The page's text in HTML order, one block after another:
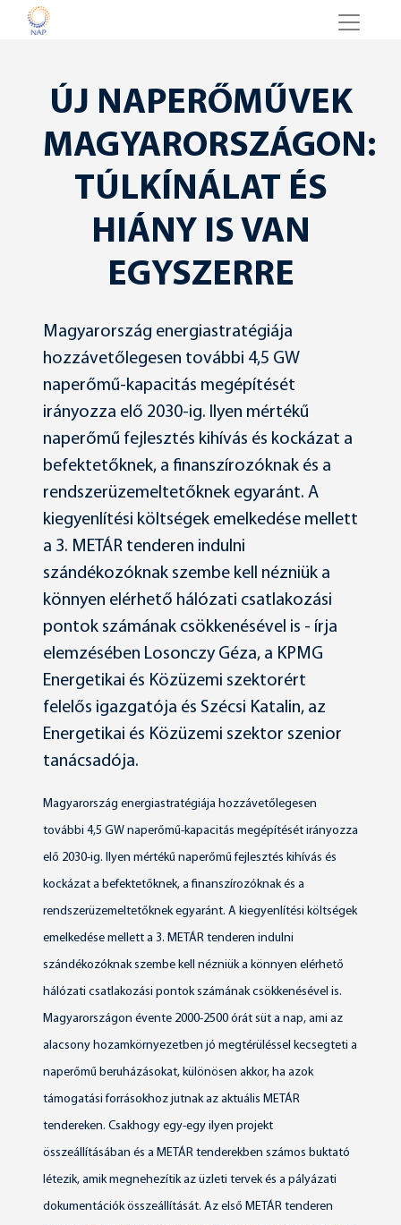
ÚJ NAPERŐMŰVEK
MAGYARORSZÁGON:
TÚLKÍNÁLAT ÉS
HIÁNY IS VAN
EGYSZERRE
Magyarország energiastratégiája
hozzávetőlegesen további 4,5 GW
naperőmű-kapacitás megépítését
irányozza elő 2030-ig. Ilyen mértékű
naperőmű fejlesztés kihívás és kockázat a
befektetőknek, a finanszírozóknak és a
rendszerüzemeltetőknek egyaránt. A
kiegyenlítési költségek emelkedése mellett
a 3. METÁR tenderen indulni
szándékozóknak szembe kell nézniük a
könnyen elérhető hálózati csatlakozási
pontok számának csökkenésével is - írja
elemzésében Losonczy Géza, a KPMG
Energetikai és Közüzemi szektorért
felelős igazgatója és Szécsi Katalin, az
Energetikai és Közüzemi szektor szenior
tanácsadója.
Magyarország energiastratégiája hozzávetőlegesen
további 4,5 GW naperőmű-kapacitás megépítését irányozza
elő 2030-ig. Ilyen mértékű naperőmű fejlesztés kihívás és
kockázat a befektetőknek, a finanszírozóknak és a
rendszerüzemeltetőknek egyaránt. A kiegyenlítési költségek
emelkedése mellett a 3. METÁR tenderen indulni
szándékozóknak szembe kell nézniük a könnyen elérhető
hálózati csatlakozási pontok számának csökkenésével is.
Magyarországon évente 2000-2500 órát süt a nap, ami az
alacsony hozamkörnyezetben jó megtérüléssel kecsegteti a
naperőmű beruházásokat, különösen akkor, ha azok
támogatási forrásokhoz jutnak az aktuális METÁR
tendereken. Csakhogy egy-egy ilyen projekt
összeállításában és a METÁR tenderekben számos buktató
létezik, amik megnehezítik az üzleti tervek és a pályázati
dokumentációk összeállítását. Az első METÁR tenderen